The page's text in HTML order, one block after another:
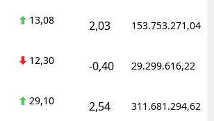
13,08 2,03 153.753.271,04
12,30 -0,40 29.299.616,22
29,10 2,54 311.681.294,62